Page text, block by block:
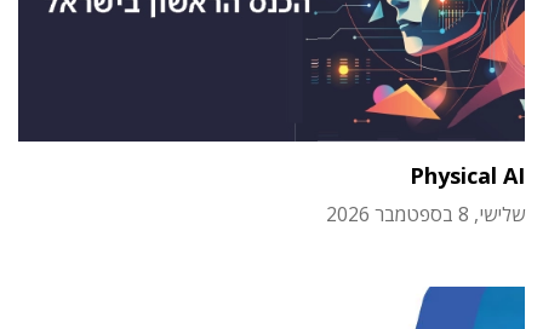
Physical AI
שלישי, 8 בספטמבר 2026